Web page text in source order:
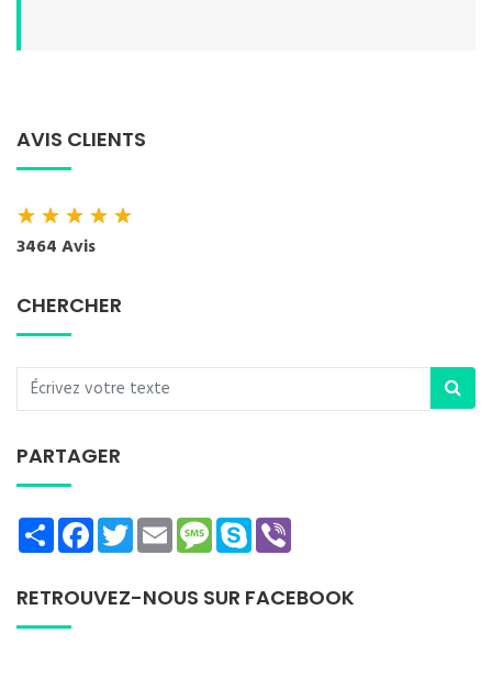
AVIS CLIENTS
★★★★★
3464 Avis
CHERCHER
PARTAGER
ShareFacebookTwitterEmailMessage
Skype
RETROUVEZ-NOUS SUR FACEBOOK